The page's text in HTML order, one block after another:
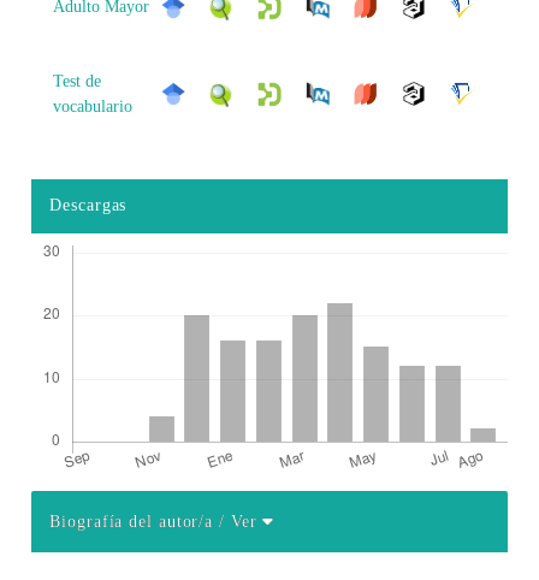
Adulto Mayor
Test de
vocabulario
Descargas
Biografía del autor/a/ Ver